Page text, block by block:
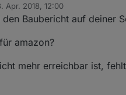
Apr. 2018, 12:00
von
Baubericht auf deiner
amazon?
mehr erreichbar ist,